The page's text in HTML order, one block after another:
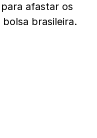
afastar os
brasileira.